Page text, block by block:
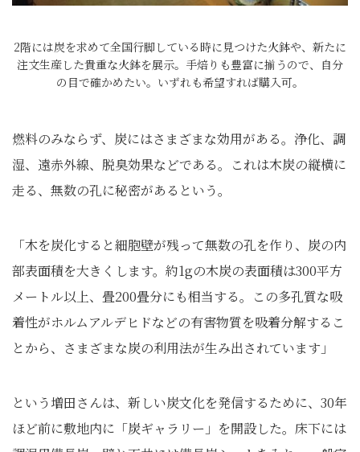
2階には炭を求めて全国行脚している時に見つけた火鉢や、新たに
注文生産した貴重な火鉢を展示。手焙りも豊富に揃うので、自分
の目で確かめたい。いずれも希望すれば購入可。
燃料のみならず、炭にはさまざまな効用がある。浄化、調
湿、遠赤外線、脱臭効果などである。これは木炭の縦横に
走る、無数の孔に秘密があるという。
「木を炭化すると細胞壁が残って無数の孔を作り、炭の内
部表面積を大きくします。約1gの木炭の表面積は300平方
メートル以上、畳200畳分にも相当する。この多孔質な吸
着性がホルムアルデヒドなどの有害物質を吸着分解するこ
とから、さまざまな炭の利用法が生み出されています」
という増田さんは、新しい炭文化を発信するために、30年
ほど前に敷地内に「炭ギャラリー」を開設した。床下には